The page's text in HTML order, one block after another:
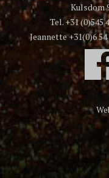
Kulsdom
Tel. +31 (0)545
Jeannette +31(0)6 54